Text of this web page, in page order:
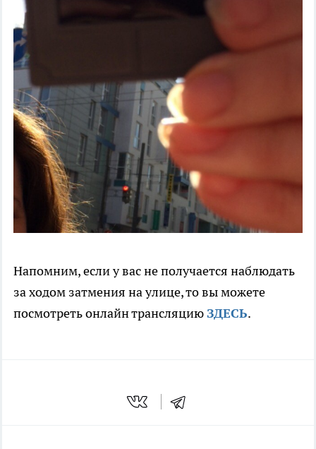
Напомним, если у вас не получается наблюдать
за ходом затмения на улице, то вы можете
посмотреть онлайн трансляциюЗДЕСЬ.